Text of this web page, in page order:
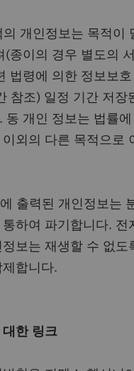
개인정보는 목적이
(종이의 경우 별도의
법령에 의한 정보보
참조) 일정 기간 저장
동 개인 정보는 법률
외의 다른 목적으로
출력된 개인정보는
하여 파기합니다. 전
보는 재생할 수 없도
합니다.
한 링크